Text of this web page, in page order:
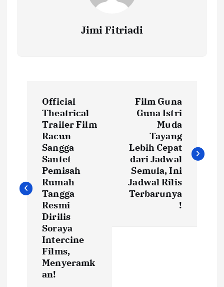
Jimi Fitriadi
n
Official
Theatrical
Trailer Film
Racun
Sangga
Santet
Pemisah
Rumah
Tangga
Resmi
Dirilis
Soraya
Intercine
Films,
Menyeramk
an!
Film Guna
Guna Istri
Muda
Tayang
Lebih Cepat
dari Jadwal
Semula, Ini
Jadwal Rilis
Terbarunya
!